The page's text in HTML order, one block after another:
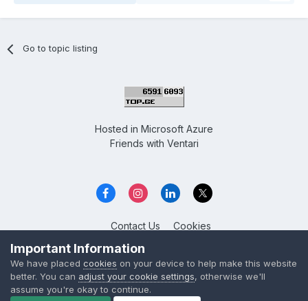
Go to topic listing
Hosted in Microsoft Azure
Friends with Ventari
Contact Us Cookies
Overclockers GE
Powered by Invision Community
Important Information
We have placed cookies on your device to help make this website
better. You can adjust your cookie settings, otherwise we'll
assume you're okay to continue.